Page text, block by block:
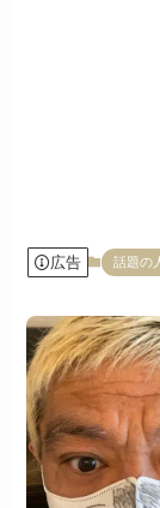
広告 話題の